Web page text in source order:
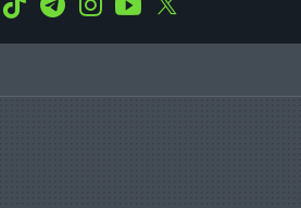
WhatsApp
Tiktok TelegramInstagramYoutube